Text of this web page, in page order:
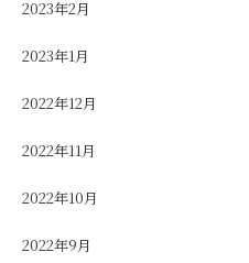
2023年2月
2023年1月
2022年12月
2022年11月
2022年10月
2022年9月